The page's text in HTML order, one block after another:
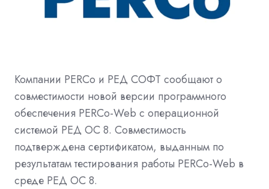
Компании PERCo и РЕД СОФТ сообщают о
совместимости новой версии программного
обеспечения PERCo-Web с операционной
системой РЕД ОС 8. Совместимость
подтверждена сертификатом, выданным по
результатам тестирования работы PERCo-Web в
среде РЕД ОС 8.